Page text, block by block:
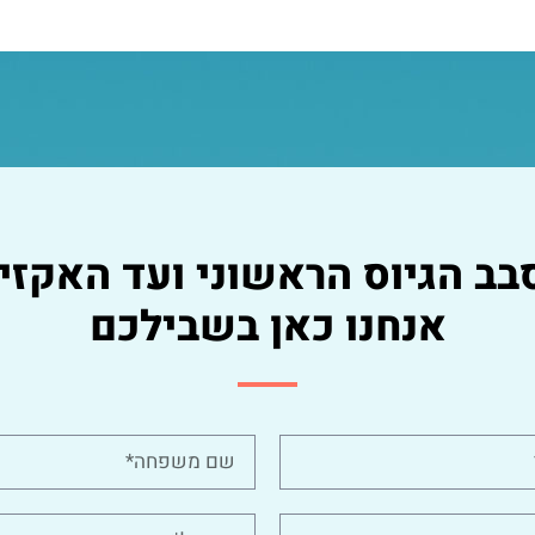
הגיוס הראשוני ועד
אנחנו כאן בשבילכם